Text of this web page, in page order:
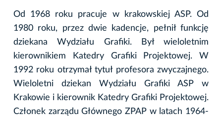
Od 1968 roku pracuje w krakowskiej ASP. Od
1980 roku, przez dwie kadencje, pełnił funkcję
dziekana Wydziału Grafiki. Był wieloletnim
kierownikiem Katedry Grafiki Projektowej. W
1992 roku otrzymał tytuł profesora zwyczajnego.
Wieloletni dziekan Wydziału Grafiki ASP w
Krakowie i kierownik Katedry Grafiki Projektowej.
Członek zarządu Głównego ZPAP w latach 1964-